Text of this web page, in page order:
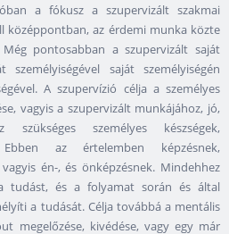
a fókusz a szupervizált szakmai
középpontban, az érdemi munka közte
pontosabban a szupervizált saját
személyiségével saját személyiségén
A szupervízió célja a személyes
vagyis a szupervizált munkájához, jó,
szükséges személyes készségek,
Ebben az értelemben képzésnek,
én-, és önképzésnek. Mindehhez
tudást, és a folyamat során és által
a tudását. Célja továbbá a mentális
megelőzése, kivédése, vagy egy már